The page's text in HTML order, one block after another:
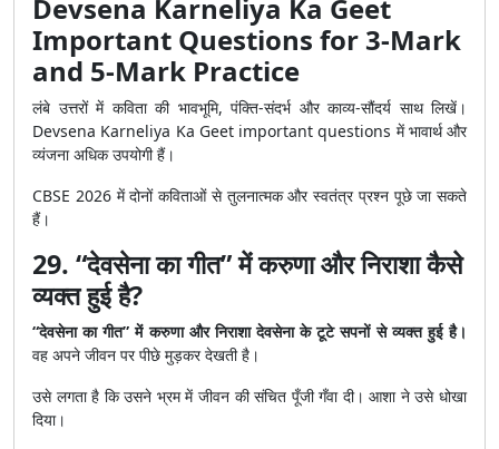
Devsena Karneliya Ka Geet
Important Questions for 3-Mark
and 5-Mark Practice
लंबे उत्तरों में कविता की भावभूमि, पंक्ति-संदर्भ और काव्य-सौंदर्य साथ लिखें।
Devsena Karneliya Ka Geet important questions में भावार्थ और
व्यंजना अधिक उपयोगी हैं।
CBSE 2026 में दोनों कविताओं से तुलनात्मक और स्वतंत्र प्रश्न पूछे जा सकते
हैं।
29. “देवसेना का गीत” में करुणा और निराशा कैसे
व्यक्त हुई है?
“देवसेना का गीत” में करुणा और निराशा देवसेना के टूटे सपनों से व्यक्त हुई है।
वह अपने जीवन पर पीछे मुड़कर देखती है।
उसे लगता है कि उसने भ्रम में जीवन की संचित पूँजी गँवा दी। आशा ने उसे धोखा
दिया।